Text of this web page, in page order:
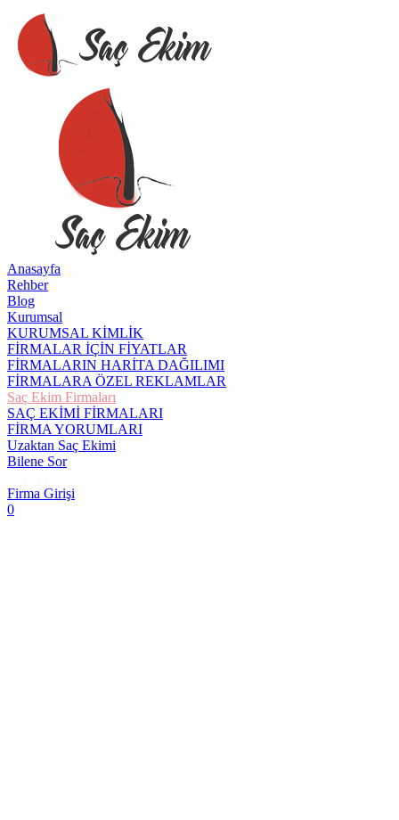
Anasayfa
Rehber
Blog
Kurumsal
KURUMSAL KİMLİK
FİRMALAR İÇİN FİYATLAR
FİRMALARIN HARİTA DAĞILIMI
FİRMALARA ÖZEL REKLAMLAR
Saç Ekim Firmaları
SAÇ EKİMİ FİRMALARI
FİRMA YORUMLARI
Uzaktan Saç Ekimi
Bilene Sor
Firma Girişi
0